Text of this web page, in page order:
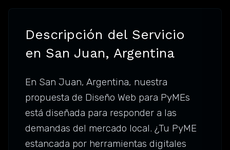
Descripción del Servicio
en San Juan, Argentina
En San Juan, Argentina, nuestra
propuesta de Diseño Web para PyMEs
está diseñada para responder a las
demandas del mercado local. ¿Tu PyME
estancada por herramientas digitales